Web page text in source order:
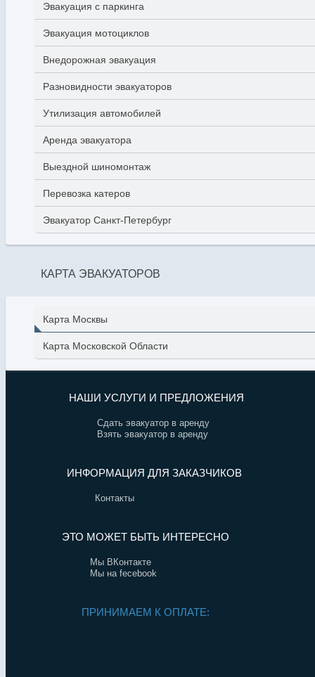
Эвакуация с паркинга
Эвакуация мотоциклов
Внедорожная эвакуация
Разновидности эвакуаторов
Утилизация автомобилей
Аренда эвакуатора
Выездной шиномонтаж
Перевозка катеров
Эвакуатор Санкт-Петербург
КАРТА ЭВАКУАТОРОВ
Карта Москвы
Карта Московской Области
НАШИ УСЛУГИ И ПРЕДЛОЖЕНИЯ
Сдать эвакуатор в аренду
Взять эвакуатор в аренду
ИНФОРМАЦИЯ ДЛЯ ЗАКАЗЧИКОВ
Контакты
ЭТО МОЖЕТ БЫТЬ ИНТЕРЕСНО
Мы ВКонтакте
Мы на fecebook
ПРИНИМАЕМ К ОПЛАТЕ: